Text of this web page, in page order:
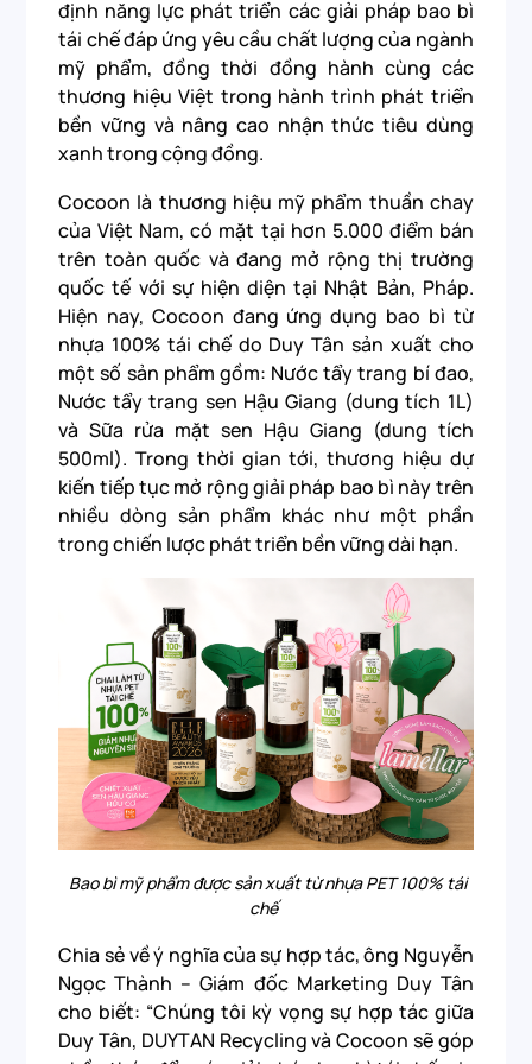
định năng lực phát triển các giải pháp bao bì
tái chế đáp ứng yêu cầu chất lượng của ngành
mỹ phẩm, đồng thời đồng hành cùng các
thương hiệu Việt trong hành trình phát triển
bền vững và nâng cao nhận thức tiêu dùng
xanh trong cộng đồng.
Cocoon là thương hiệu mỹ phẩm thuần chay
của Việt Nam, có mặt tại hơn 5.000 điểm bán
trên toàn quốc và đang mở rộng thị trường
quốc tế với sự hiện diện tại Nhật Bản, Pháp.
Hiện nay, Cocoon đang ứng dụng bao bì từ
nhựa 100% tái chế do Duy Tân sản xuất cho
một số sản phẩm gồm: Nước tẩy trang bí đao,
Nước tẩy trang sen Hậu Giang (dung tích 1L)
và Sữa rửa mặt sen Hậu Giang (dung tích
500ml). Trong thời gian tới, thương hiệu dự
kiến tiếp tục mở rộng giải pháp bao bì này trên
nhiều dòng sản phẩm khác như một phần
trong chiến lược phát triển bền vững dài hạn.
Bao bì mỹ phẩm được sản xuất từ nhựa PET 100% tái
chế
Chia sẻ về ý nghĩa của sự hợp tác, ông Nguyễn
Ngọc Thành – Giám đốc Marketing Duy Tân
cho biết: “Chúng tôi kỳ vọng sự hợp tác giữa
Duy Tân, DUYTAN Recycling và Cocoon sẽ góp